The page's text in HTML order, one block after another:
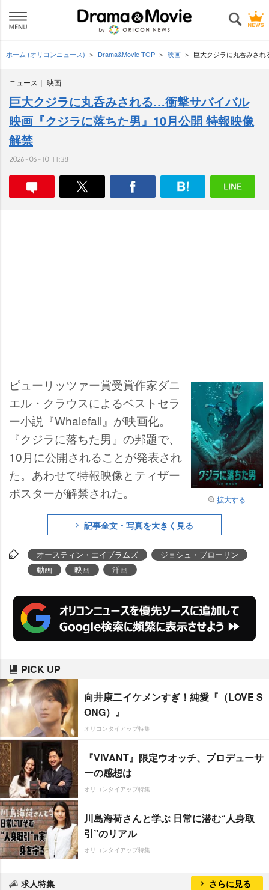
ホーム (オリコンニュース) Drama&Movie TOP 映画 巨大クジラに丸呑みさ
ニュース 映画
巨大クジラに丸呑みされる…衝撃サバイバル
映画『クジラに落ちた男』10月公開 特報映像
解禁
2026-06-10 11:38
拡大する
ピューリッツァー賞受賞作家ダニ
エル・クラウスによるベストセラ
ー小説『Whalefall』が映画化。
『クジラに落ちた男』の邦題で、
10月に公開されることが発表され
た。あわせて特報映像とティザー
ポスターが解禁された。
記事全文・写真を大きく見る
オースティン・エイブラムズ
ジョシュ・ブローリン
動画
映画 洋画
PICK UP
向井康二イケメンすぎ！純愛『（LOVE S
ONG）』
オリコンタイアップ特集
『VIVANT』限定ウオッチ、プロデューサ
ーの感想は
オリコンタイアップ特集
川島海荷さんと学ぶ 日常に潜む“人身取
引”のリアル
オリコンタイアップ特集
求人特集 さらに見る